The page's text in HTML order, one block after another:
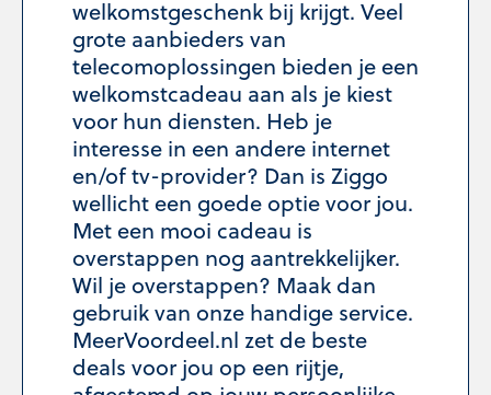
welkomstgeschenk bij krijgt. Veel
grote aanbieders van
telecomoplossingen bieden je een
welkomstcadeau aan als je kiest
voor hun diensten. Heb je
interesse in een andere internet
en/of tv-provider? Dan is Ziggo
wellicht een goede optie voor jou.
Met een mooi cadeau is
overstappen nog aantrekkelijker.
Wil je overstappen? Maak dan
gebruik van onze handige service.
MeerVoordeel.nl zet de beste
deals voor jou op een rijtje,